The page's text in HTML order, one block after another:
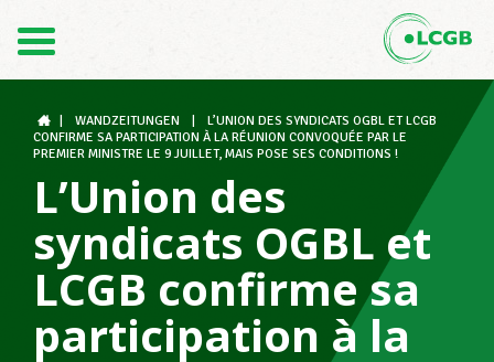
DE
Le LCGB
Structures syndicales
WANDZEITUNGEN
L’UNION DES SYNDICATS OGBL ET LCGB
CONFIRME SA PARTICIPATION À LA RÉUNION CONVOQUÉE PAR LE
PREMIER MINISTRE LE 9 JUILLET, MAIS POSE SES CONDITIONS !
L’Union des
syndicats OGBL et
LCGB confirme sa
participation à la